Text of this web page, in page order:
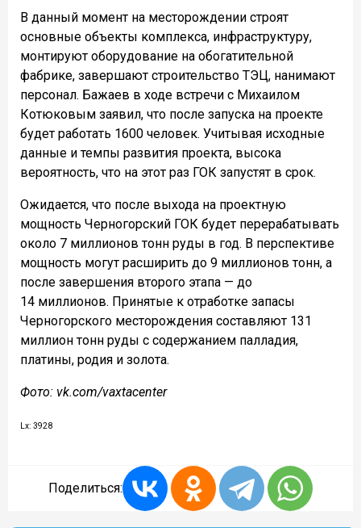
В данный момент на месторождении строят
основные объекты комплекса, инфраструктуру,
монтируют оборудование на обогатительной
фабрике, завершают строительство ТЭЦ, нанимают
персонал. Бажаев в ходе встречи с Михаилом
Котюковым заявил, что после запуска на проекте
будет работать 1600 человек. Учитывая исходные
данные и темпы развития проекта, высока
вероятность, что на этот раз ГОК запустят в срок.
Ожидается, что после выхода на проектную
мощность Черногорский ГОК будет перерабатывать
около 7 миллионов тонн руды в год. В перспективе
мощность могут расширить до 9 миллионов тонн, а
после завершения второго этапа — до
14 миллионов. Принятые к отработке запасы
Черногорского месторождения составляют 131
миллион тонн руды с содержанием палладия,
платины, родия и золота.
Фото: vk.com/vaxtacenter
Lx: 3928
Поделиться: